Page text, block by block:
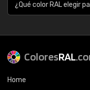
¿Qué color RAL elegir
ColoresRAL
Home